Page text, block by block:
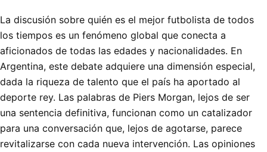
La discusión sobre quién es el mejor futbolista de todos
los tiempos es un fenómeno global que conecta a
aficionados de todas las edades y nacionalidades. En
Argentina, este debate adquiere una dimensión especial,
dada la riqueza de talento que el país ha aportado al
deporte rey. Las palabras de Piers Morgan, lejos de ser
una sentencia definitiva, funcionan como un catalizador
para una conversación que, lejos de agotarse, parece
revitalizarse con cada nueva intervención. Las opiniones